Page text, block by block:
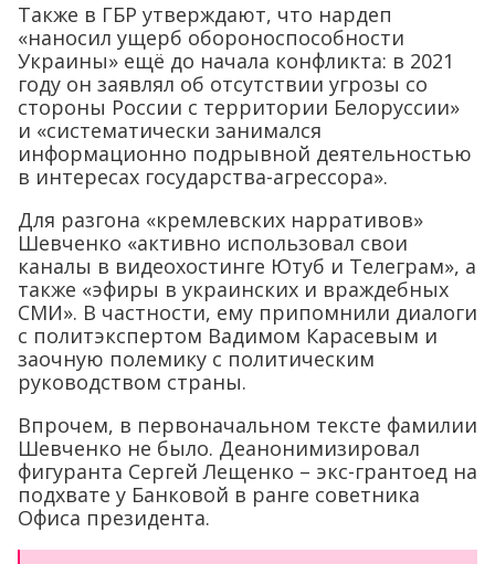
Также в ГБР утверждают, что нардеп
«наносил ущерб обороноспособности
Украины» ещё до начала конфликта: в 2021
году он заявлял об отсутствии угрозы со
стороны России с территории Белоруссии»
и «систематически занимался
информационно подрывной деятельностью
в интересах государства-агрессора».
Для разгона «кремлевских нарративов»
Шевченко «активно использовал свои
каналы в видеохостинге Ютуб и Телеграм», а
также «эфиры в украинских и враждебных
СМИ». В частности, ему припомнили диалоги
с политэкспертом Вадимом Карасевым и
заочную полемику с политическим
руководством страны.
Впрочем, в первоначальном тексте фамилии
Шевченко не было. Деанонимизировал
фигуранта Сергей Лещенко – экс-грантоед на
подхвате у Банковой в ранге советника
Офиса президента.